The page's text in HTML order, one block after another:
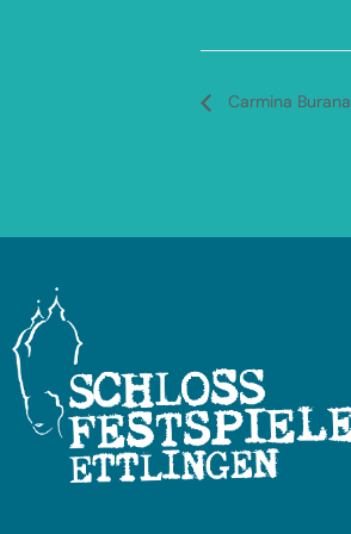
Carmina Burana